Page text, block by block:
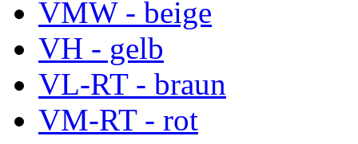
VMW - beige
VH - gelb
VL-RT - braun
VM-RT - rot